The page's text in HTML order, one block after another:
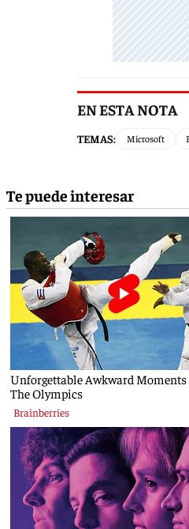
EN ESTA NOTA
TEMAS: Microsoft